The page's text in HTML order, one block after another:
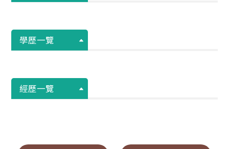
學歷一覽
經歷一覽